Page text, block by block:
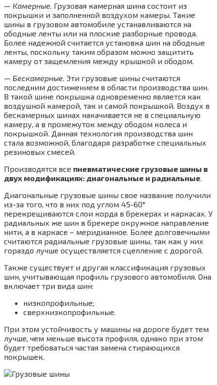
— Камерные . Грузовая камерная шина состоит из
покрышки и заполненной воздухом камеры. Такие
шины в грузовом автомобиле устанавливаются на
ободные ленты или на плоские разборные провода.
Более надежной считается установка шин на ободные
ленты, поскольку таким образом можно защитить
камеру от защемления между крышкой и ободом.
— Бескамерные . Эти грузовые шины считаются
последним достижением в области производства шин.
В такой шине покрышка одновременно является как
воздушной камерой, так и самой покрышкой. Воздух в
бескамерных шинах накачивается не в специальную
камеру, а в промежуток между ободом колеса и
покрышкой. Данная технология производства шин
стала возможной, благодаря разработке специальных
резиновых смесей.
Производятся все пневматические грузовые шины в
двух модификациях: диагональные и радиальные
Диагональные грузовые шины свое название получили
из-за того, что в них под углом 45-60°
перекрещиваются слои корда в брекерах и каркасах. У
радиальных же шин в брекере окружное направление
нити, а в каркасе – меридианное. Более долговечными
считаются радиальные грузовые шины, так как у них
гораздо лучше осуществляется сцепление с дорогой.
Также существует и другая классификация грузовых
шин, учитывающая профиль грузового автомобиля. Она
включает три вида шин:
низкопрофильные;
сверхнизкопрофильные.
При этом устойчивость у машины на дороге будет тем
лучше, чем меньше высота профиля, однако при этом
будет требоваться частая замена стирающихся
покрышек.